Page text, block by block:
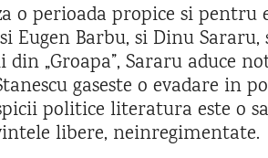
o perioada propice si
Eugen Barbu, si Dinu
din „Groapa”, Sararu aduce
gaseste o evadare in
politice literatura este o
libere, neinregimentate.